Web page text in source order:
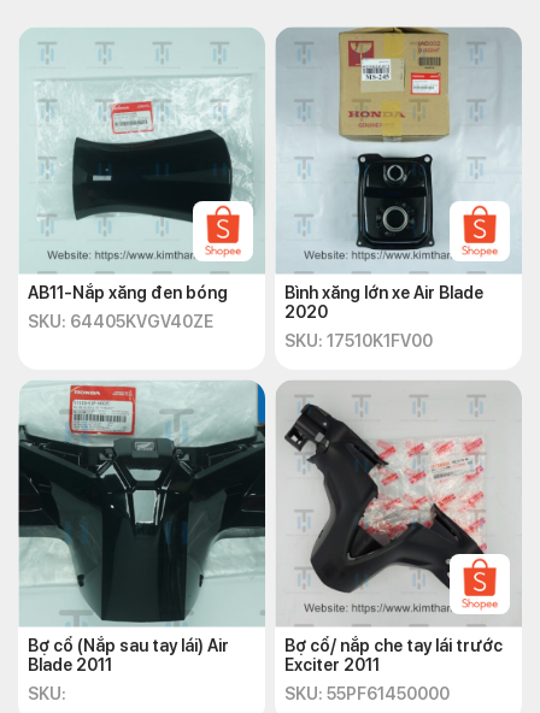
Địa chỉ: 72 – 74 Phạm Hữu Chí, P.12, Q.5, TP.HCM
Website: https://kimthanh.online/
Hotline: +842838547570
Email: chkimthanh72@gmail.com
AB11-Nắp xăng đen bóng
SKU: 64405KVGV40ZE
Bình xăng lớn xe Air Blade
2020
SKU: 17510K1FV00
Bợ cổ (Nắp sau tay lái) Air
Blade 2011
SKU:
Bợ cổ/ nắp che tay lái trước
Exciter 2011
SKU: 55PF61450000